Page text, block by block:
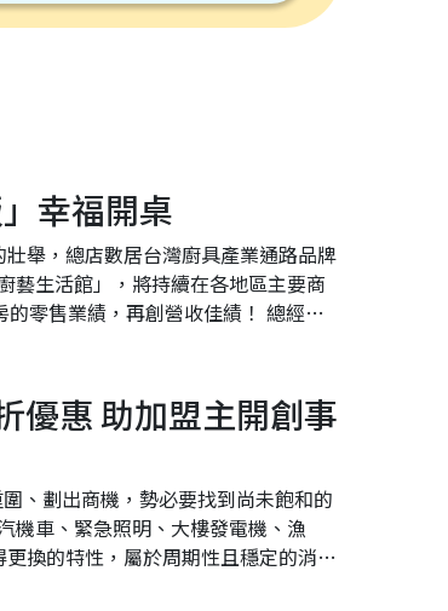
幸福開桌
舉，總店數居台灣廚具產業通路品牌
藝生活館」，將持續在各地區主要商
零售業績，再創營收佳績！ 總經理
優惠 助加盟主開創事
、劃出商機，勢必要找到尚未飽和的
機車、緊急照明、大樓發電機、漁
換的特性，屬於周期性且穩定的消耗
...